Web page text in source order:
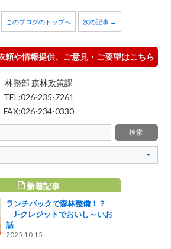
このブログのトップへ 次の記事 →
頼や情報提供、ご意見・ご要望はこちら
林務部 森林政策課
TEL:026-235-7261
FAX:026-234-0330
新着記事
ランチパックで森林整備！？
J-クレジットでおいし～いお
話
2025.10.15